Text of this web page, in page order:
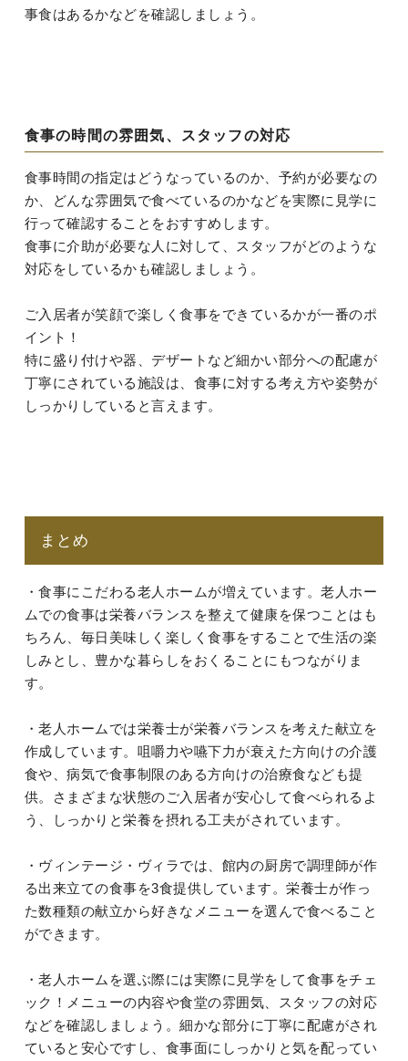
事食はあるかなどを確認しましょう。
食事の時間の雰囲気、スタッフの対応
食事時間の指定はどうなっているのか、予約が必要なの
か、どんな雰囲気で食べているのかなどを実際に見学に
行って確認することをおすすめします。
食事に介助が必要な人に対して、スタッフがどのような
対応をしているかも確認しましょう。
ご入居者が笑顔で楽しく食事をできているかが一番のポ
イント！
特に盛り付けや器、デザートなど細かい部分への配慮が
丁寧にされている施設は、食事に対する考え方や姿勢が
しっかりしていると言えます。
まとめ
・食事にこだわる老人ホームが増えています。老人ホー
ムでの食事は栄養バランスを整えて健康を保つことはも
ちろん、毎日美味しく楽しく食事をすることで生活の楽
しみとし、豊かな暮らしをおくることにもつながりま
す。
・老人ホームでは栄養士が栄養バランスを考えた献立を
作成しています。咀嚼力や嚥下力が衰えた方向けの介護
食や、病気で食事制限のある方向けの治療食なども提
供。さまざまな状態のご入居者が安心して食べられるよ
う、しっかりと栄養を摂れる工夫がされています。
・ヴィンテージ・ヴィラでは、館内の厨房で調理師が作
る出来立ての食事を3食提供しています。栄養士が作っ
た数種類の献立から好きなメニューを選んで食べること
ができます。
・老人ホームを選ぶ際には実際に見学をして食事をチェ
ック！メニューの内容や食堂の雰囲気、スタッフの対応
などを確認しましょう。細かな部分に丁寧に配慮がされ
ていると安心ですし、食事面にしっかりと気を配ってい